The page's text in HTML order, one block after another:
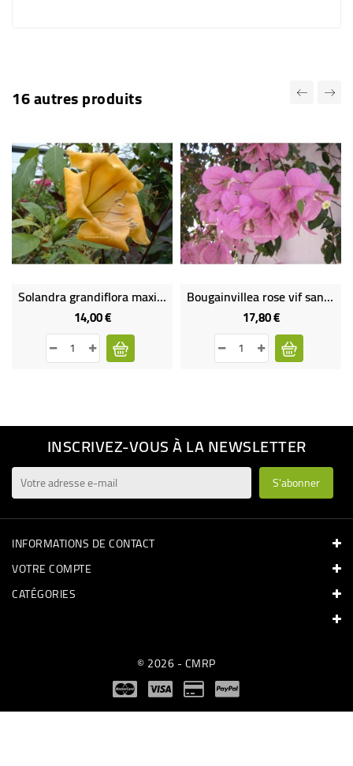
16 autres produits
Solandra grandiflora maxima
14,00 €Prix
Bougainvillea rose vif san diego
17,80 €Prix
INSCRIVEZ-VOUS À LA NEWSLETTER
INFORMATIONS DE CONTACT
VOTRE COMPTE
CATÉGORIES
© 2026 - CMRP